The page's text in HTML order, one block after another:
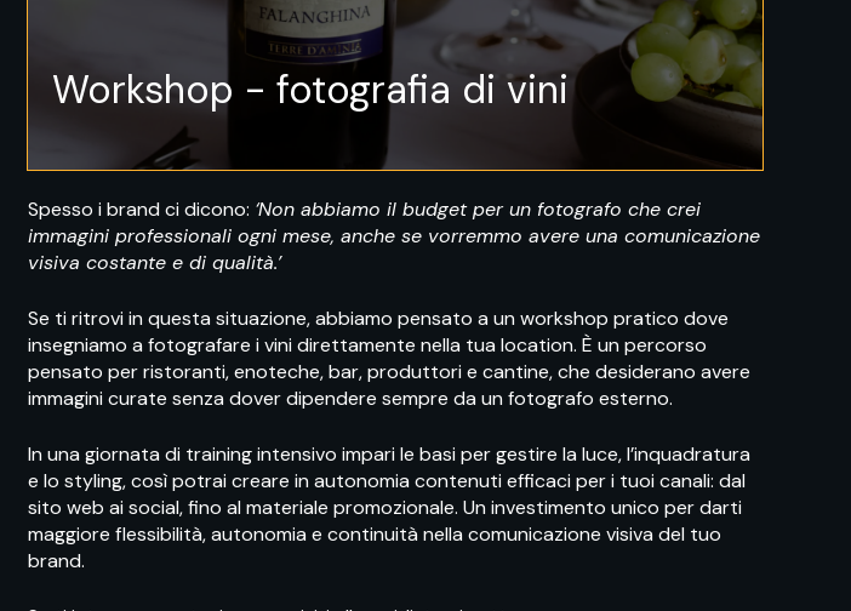
Workshop - fotografia di vini
Spesso i brand ci dicono: ‘Non abbiamo il budget per un fotografo che crei
immagini professionali ogni mese, anche se vorremmo avere una comunicazione
visiva costante e di qualità.’
Se ti ritrovi in questa situazione, abbiamo pensato a un workshop pratico dove
insegniamo a fotografare i vini direttamente nella tua location. È un percorso
pensato per ristoranti, enoteche, bar, produttori e cantine, che desiderano avere
immagini curate senza dover dipendere sempre da un fotografo esterno.
In una giornata di training intensivo impari le basi per gestire la luce, l’inquadratura
e lo styling, così potrai creare in autonomia contenuti efficaci per i tuoi canali: dal
sito web ai social, fino al materiale promozionale. Un investimento unico per darti
maggiore flessibilità, autonomia e continuità nella comunicazione visiva del tuo
brand.